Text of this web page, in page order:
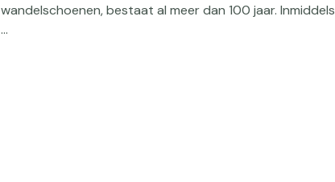
wandelschoenen, bestaat al meer dan 100 jaar. Inmiddels
...